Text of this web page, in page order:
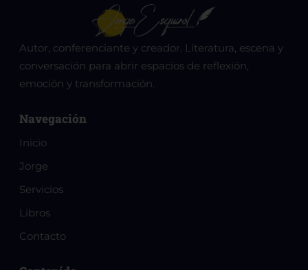
Autor, conferenciante y creador. Literatura, escena y
conversación para abrir espacios de reflexión,
emoción y transformación.
Navegación
Inicio
Jorge
Servicios
Libros
Contacto